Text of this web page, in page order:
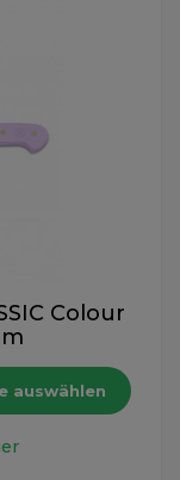
Colour
auswählen